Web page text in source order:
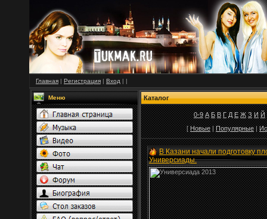
Главная | Регистрация | Вход | |
Меню Каталог
0-9 А Б В Г Д Е Ж З И Й
[Новые|Популярные|
В Казани начали подготовку
Универсиады.